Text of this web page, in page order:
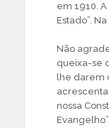
em 1910.
Estado”.
Não
queixa-se
lhe darem
nossa